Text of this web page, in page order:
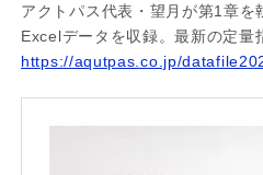
アクトパス代表・望月が第1章を
Excelデータを収録。最新の定量
https://aqutpas.co.jp/